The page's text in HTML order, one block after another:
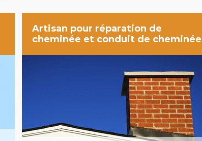
Artisan pour réparation de
cheminée et conduit de cheminée